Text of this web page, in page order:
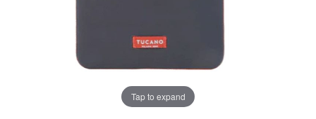
Tap to expand